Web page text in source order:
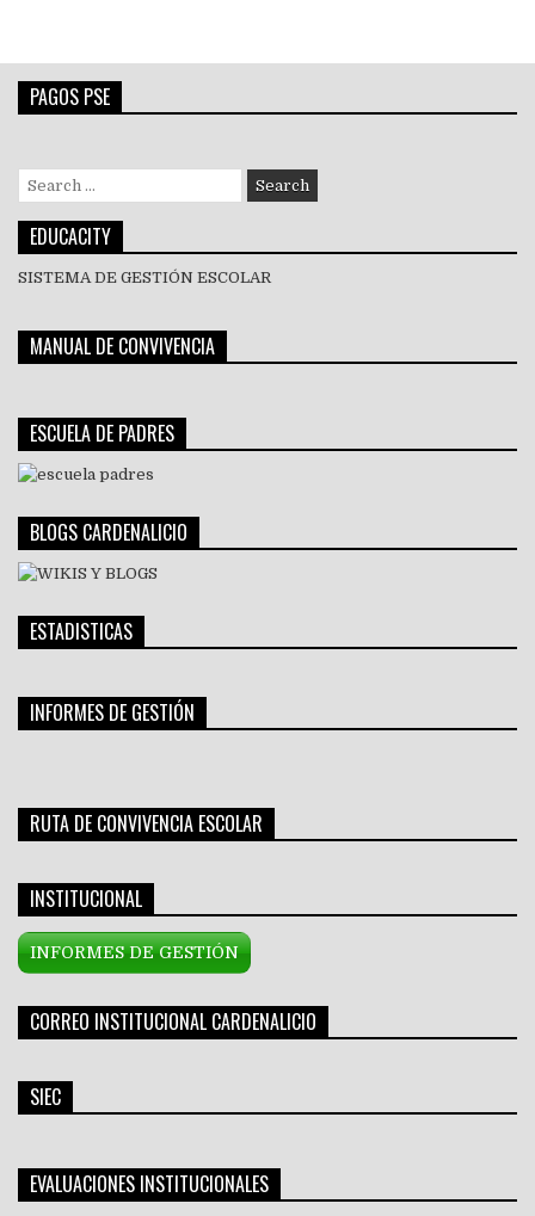
PAGOS PSE
Search
for:
EDUCACITY
SISTEMA DE GESTIÓN ESCOLAR
MANUAL DE CONVIVENCIA
ESCUELA DE PADRES
BLOGS CARDENALICIO
ESTADISTICAS
INFORMES DE GESTIÓN
RUTA DE CONVIVENCIA ESCOLAR
INSTITUCIONAL
INFORMES DE GESTIÓN
CORREO INSTITUCIONAL CARDENALICIO
SIEC
EVALUACIONES INSTITUCIONALES